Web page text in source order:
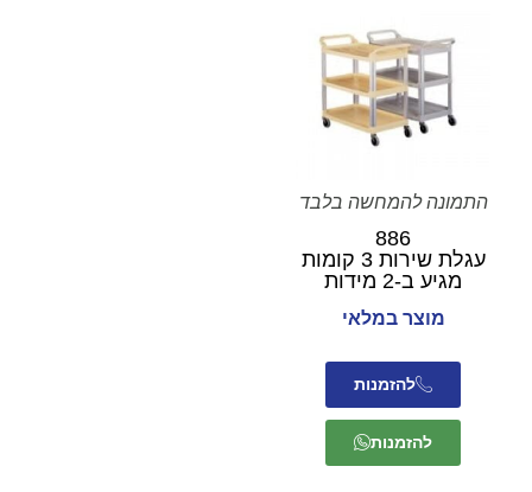
התמונה להמחשה בלבד
886
עגלת שירות 3 קומות
מגיע ב-2 מידות
מוצר במלאי
להזמנות
להזמנות